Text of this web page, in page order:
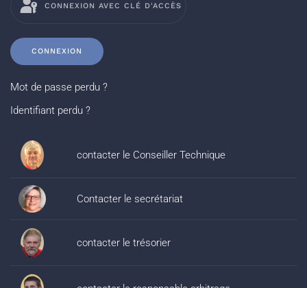
CONNEXION AVEC CLÉ D'ACCÈS
CONNEXION
Mot de passe perdu ?
Identifiant perdu ?
contacter le Conseiller Technique
Contacter le secrétariat
contacter le trésorier